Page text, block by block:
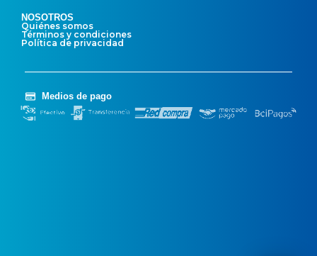
NOSOTROS
Quiénes somos
Términos y condiciones
Política de privacidad
Medios de pago